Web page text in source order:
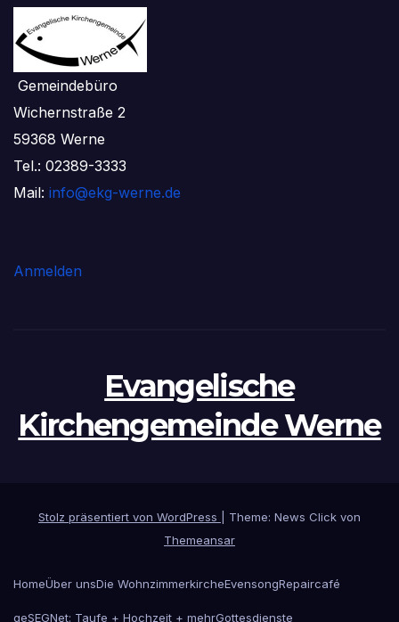
Gemeindebüro
Wichernstraße 2
59368 Werne
Tel.: 02389-3333
Mail: info@ekg-werne.de
Anmelden
Evangelische
Kirchengemeinde Werne
Stolz präsentiert von WordPress
Theme: News Click von
Themeansar
HomeÜber unsDie WohnzimmerkircheEvensongRepaircafé
geSEGNet: Taufe + Hochzeit + mehrGottesdienste